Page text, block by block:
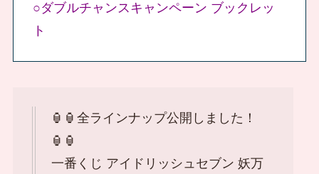
○ダブルチャンスキャンペーン ブックレッ
ト
🏮🏮全ラインナップ公開しました！
🏮🏮
一番くじ アイドリッシュセブン 妖万